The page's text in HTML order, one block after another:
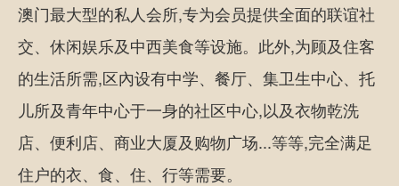
澳门最大型的私人会所,专为会员提供全面的联谊社
交、休闲娱乐及中西美食等设施。此外,为顾及住客
的生活所需,区內设有中学、餐厅、集卫生中心、托
儿所及青年中心于一身的社区中心,以及衣物乾洗
店、便利店、商业大厦及购物广场...等等,完全满足
住户的衣、食、住、行等需要。